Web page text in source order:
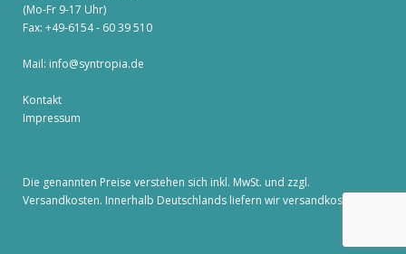
(Mo-Fr 9-17 Uhr)
Fax: +49-6154 - 60 39 510
Mail: info@syntropia.de
Kontakt
Impressum
Die genannten Preise verstehen sich inkl. MwSt. und zzgl.
Versandkosten. Innerhalb Deutschlands liefern wir versandkostenfrei!